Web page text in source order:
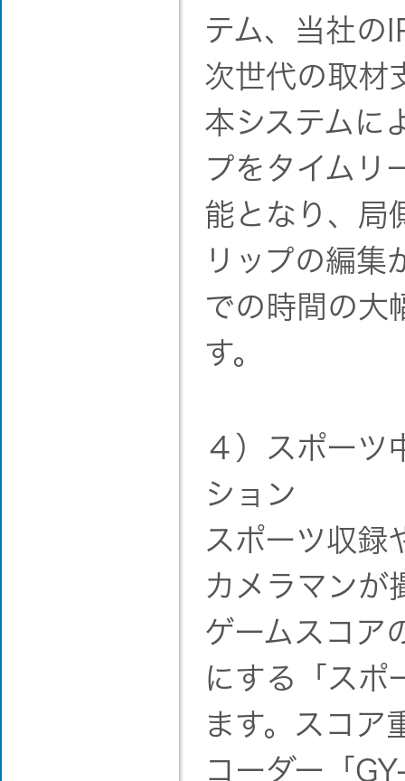
テム、当社の
次世代の取材
本システムに
プをタイムリ
能となり、局
リップの編集
での時間の大
す。
４）スポーツ
ション
スポーツ収録
カメラマンが
ゲームスコア
にする「スポ
ます。スコア
コーダー「